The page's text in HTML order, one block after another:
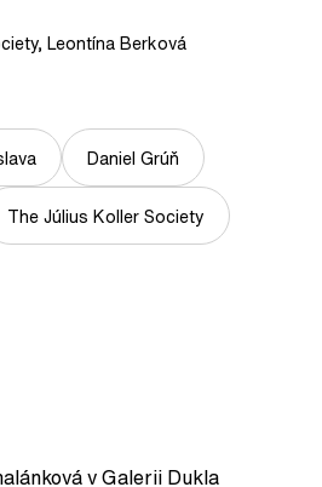
Leontína Berková
Daniel Grúň
The Július Koller Society